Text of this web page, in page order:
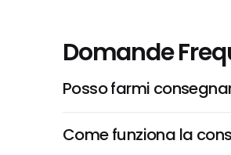
Domande
Posso farmi
Come funziona la